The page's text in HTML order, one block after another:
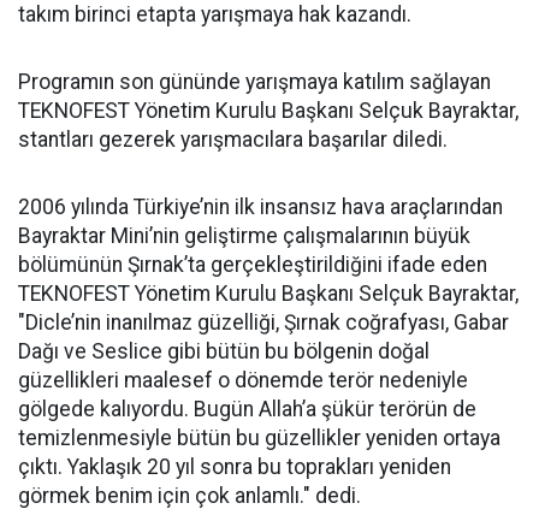
takım birinci etapta yarışmaya hak kazandı.
Programın son gününde yarışmaya katılım sağlayan
TEKNOFEST Yönetim Kurulu Başkanı Selçuk Bayraktar,
stantları gezerek yarışmacılara başarılar diledi.
2006 yılında Türkiye’nin ilk insansız hava araçlarından
Bayraktar Mini’nin geliştirme çalışmalarının büyük
bölümünün Şırnak’ta gerçekleştirildiğini ifade eden
TEKNOFEST Yönetim Kurulu Başkanı Selçuk Bayraktar,
"Dicle’nin inanılmaz güzelliği, Şırnak coğrafyası, Gabar
Dağı ve Seslice gibi bütün bu bölgenin doğal
güzellikleri maalesef o dönemde terör nedeniyle
gölgede kalıyordu. Bugün Allah’a şükür terörün de
temizlenmesiyle bütün bu güzellikler yeniden ortaya
çıktı. Yaklaşık 20 yıl sonra bu toprakları yeniden
görmek benim için çok anlamlı." dedi.